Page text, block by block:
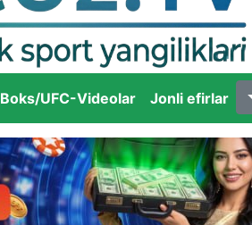
Boks/UFC-Videolar Jonli efirlar